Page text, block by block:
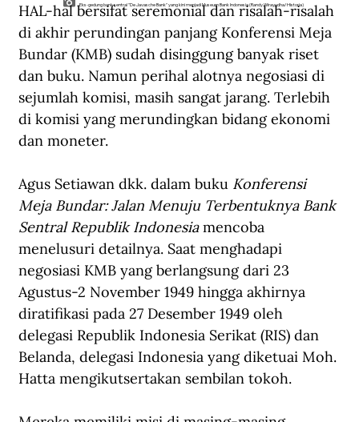
Eks-gedung bank sentral "De Javasche Bank" yang kini menjadi Museum Bank Indonesia (Randy Wirayudha/Historia)
HAL-hal bersifat seremonial dan risalah-risalah
di akhir perundingan panjang Konferensi Meja
Bundar (KMB) sudah disinggung banyak riset
dan buku. Namun perihal alotnya negosiasi di
sejumlah komisi, masih sangat jarang. Terlebih
di komisi yang merundingkan bidang ekonomi
dan moneter.
Agus Setiawan dkk. dalam buku Konferensi
Meja Bundar: Jalan Menuju Terbentuknya Bank
Sentral Republik Indonesia mencoba
menelusuri detailnya. Saat menghadapi
negosiasi KMB yang berlangsung dari 23
Agustus-2 November 1949 hingga akhirnya
diratifikasi pada 27 Desember 1949 oleh
delegasi Republik Indonesia Serikat (RIS) dan
Belanda, delegasi Indonesia yang diketuai Moh.
Hatta mengikutsertakan sembilan tokoh.